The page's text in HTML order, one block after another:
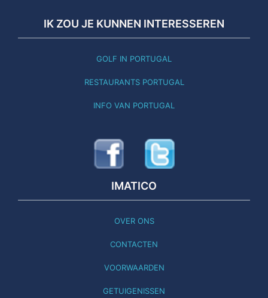
IK ZOU JE KUNNEN INTERESSEREN
GOLF IN PORTUGAL
RESTAURANTS PORTUGAL
INFO VAN PORTUGAL
IMATICO
OVER ONS
CONTACTEN
VOORWAARDEN
GETUIGENISSEN